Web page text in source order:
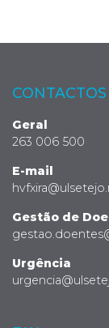
CONTACTOS
Geral
263 006 500
E-mail
Gestão de
Urgência